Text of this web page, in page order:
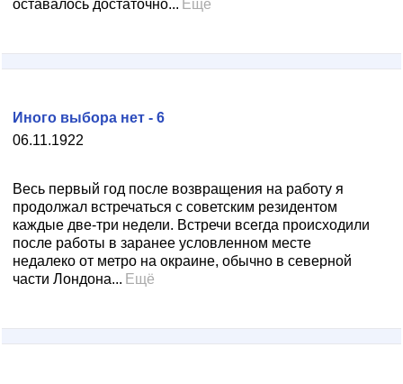
оставалось достаточно... Ещё
06.11.1922
Иного выбора нет - 6
Весь первый год после возвращения на работу я
продолжал встречаться с советским резидентом
каждые две-три недели. Встречи всегда происходили
после работы в заранее условленном месте
недалеко от метро на окраине, обычно в северной
части Лондона... Ещё